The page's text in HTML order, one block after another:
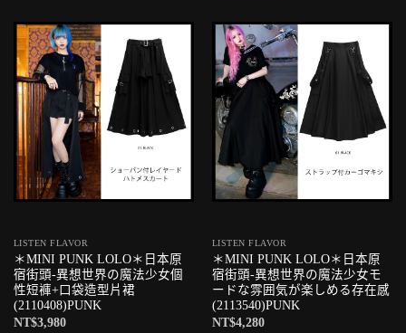
LISTEN FLAVOR
＊MINI PUNK LOLO＊日本原
宿街頭-異想世界の魔法少女個
性短褲+口袋造型片裙
(2110408)PUNK
NT$3,980
LISTEN FLAVOR
＊MINI PUNK LOLO＊日本原
宿街頭-異想世界の魔法少女モ
ードな雰囲気が楽しめる存在感
(2113540)PUNK
NT$4,280